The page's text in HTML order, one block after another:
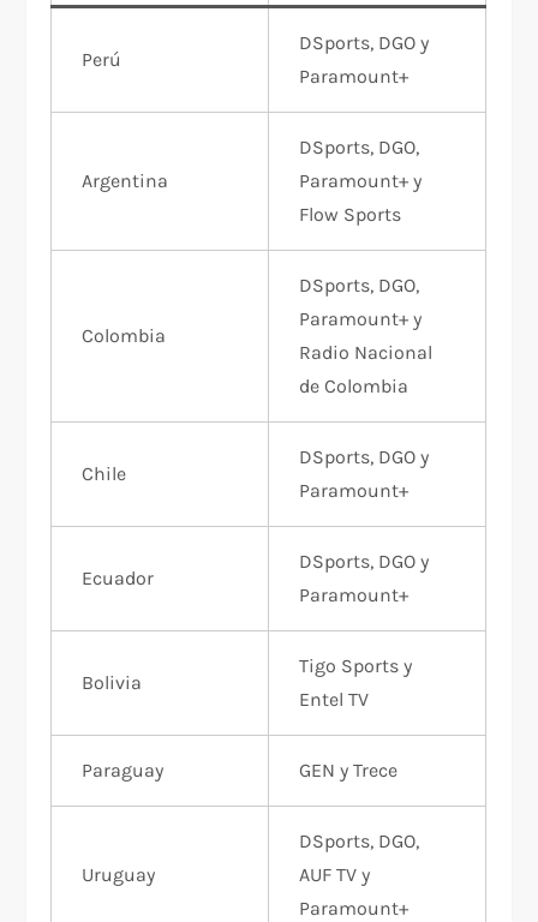
Perú
DSports, DGO y
Paramount+
Argentina
DSports, DGO,
Paramount+ y
Flow Sports
Colombia
DSports, DGO,
Paramount+ y
Radio Nacional
de Colombia
Chile
DSports, DGO y
Paramount+
Ecuador
DSports, DGO y
Paramount+
Bolivia
Tigo Sports y
Entel TV
Paraguay GEN y Trece
Uruguay
DSports, DGO,
AUF TV y
Paramount+